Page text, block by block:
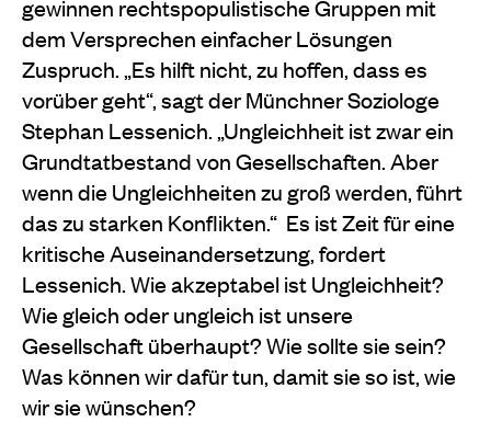
gewinnen rechtspopulistische Gruppen mit
dem Versprechen einfacher Lösungen
Zuspruch. „Es hilft nicht, zu hoffen, dass es
vorüber geht“, sagt der Münchner Soziologe
Stephan Lessenich. „Ungleichheit ist zwar ein
Grundtatbestand von Gesellschaften. Aber
wenn die Ungleichheiten zu groß werden, führt
das zu starken Konflikten.“ Es ist Zeit für eine
kritische Auseinandersetzung, fordert
Lessenich. Wie akzeptabel ist Ungleichheit?
Wie gleich oder ungleich ist unsere
Gesellschaft überhaupt? Wie sollte sie sein?
Was können wir dafür tun, damit sie so ist, wie
wir sie wünschen?